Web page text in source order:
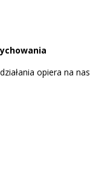
opiera na